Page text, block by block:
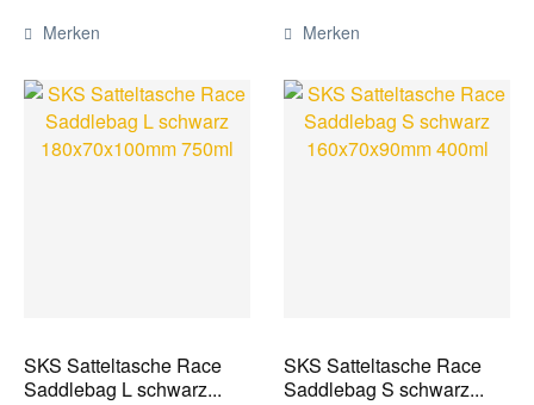
Merken Merken
SKS Satteltasche Race
Saddlebag L schwarz...
SKS Satteltasche Race
Saddlebag S schwarz...